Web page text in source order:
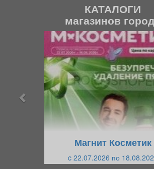
КАТАЛОГИ
магазинов
Магнит Косметик
c 22.07.2026 по